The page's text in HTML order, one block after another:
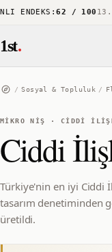
ENDEKS:62 / 100
1st.
/ Sosyal & Topluluk /
MIKRO NIŞ · CIDDI
Ciddi
Türkiye'nin en iyi Ciddi
tasarım denetiminden
üretildi.